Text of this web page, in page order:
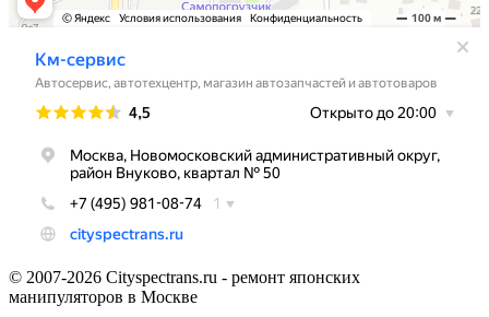
© 2007-2026 Cityspectrans.ru - ремонт японских
манипуляторов в Москве